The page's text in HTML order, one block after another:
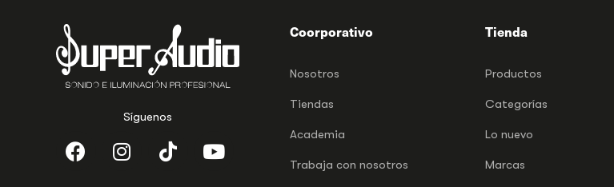
Síguenos
Coorporativo
Nosotros
Tiendas
Academia
Trabaja con nosotros
Tienda
Productos
Categorías
Lo nuevo
Marcas